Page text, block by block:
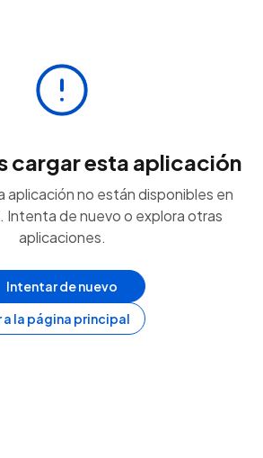
cargar esta aplicación
aplicación no están disponibles en
Intenta de nuevo o explora otras
aplicaciones.
Intentar de nuevo
a la página principal